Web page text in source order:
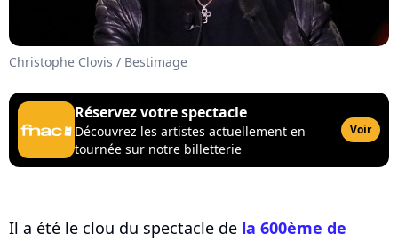
Christophe Clovis / Bestimage
Réservez votre spectacle
Découvrez les artistes actuellement en
tournée sur notre billetterie
Voir
Il a été le clou du spectacle de la 600ème de